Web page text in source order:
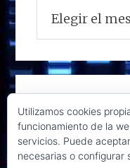
Utilizamos cookies
funcionamiento de la
servicios. Puede
necesarias o configurar